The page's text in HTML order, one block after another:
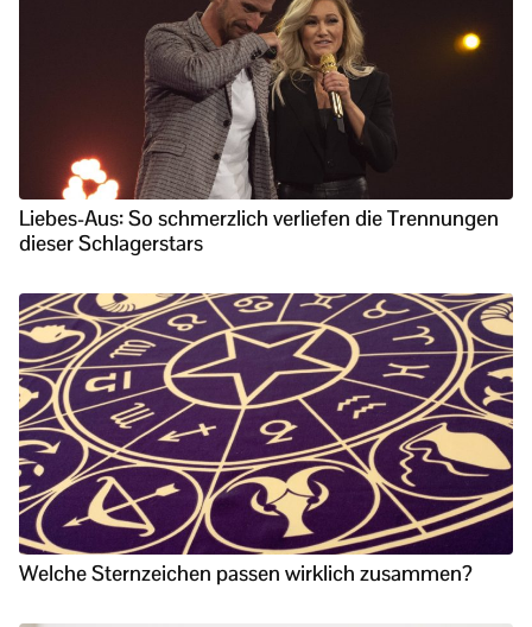
Liebes-Aus: So schmerzlich verliefen die Trennungen
dieser Schlagerstars
Welche Sternzeichen passen wirklich zusammen?